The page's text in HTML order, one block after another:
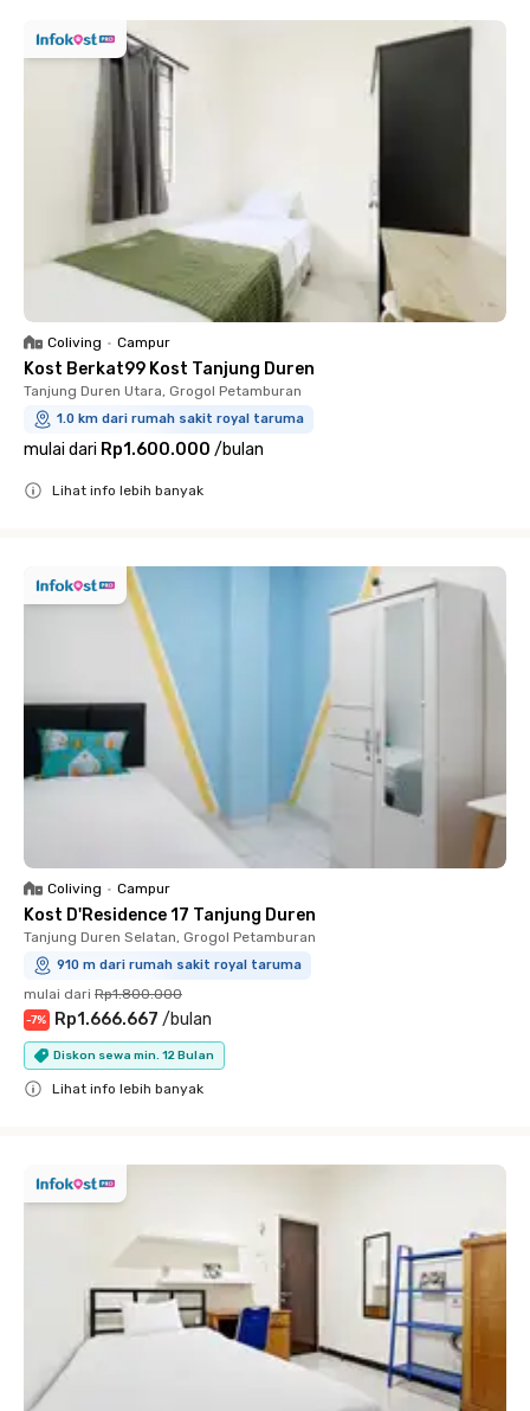
Coliving • Campur
Kost Berkat99 Kost Tanjung Duren
Tanjung Duren Utara, Grogol Petamburan
1.0 km dari rumah sakit royal taruma
mulai dari Rp1.600.000 /bulan
Lihat info lebih banyak
Coliving • Campur
Kost D'Residence 17 Tanjung Duren
Tanjung Duren Selatan, Grogol Petamburan
910 m dari rumah sakit royal taruma
mulai dari Rp1.800.000
-7% Rp1.666.667 /bulan
Diskon sewa min. 12 Bulan
Lihat info lebih banyak